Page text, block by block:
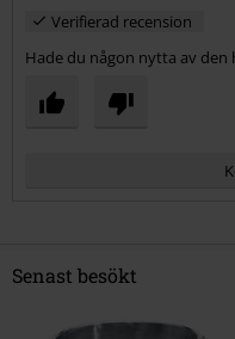
Verifierad recension
Hade du någon nytta av den
Senast besökt